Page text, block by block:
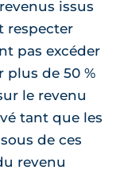
issus
respecter
pas excéder
plus de 50 %
le revenu
tant que les
de ces
revenu